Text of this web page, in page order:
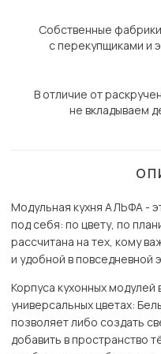
Собственные
с перекупщиками и
В отличие от
не вкладываем
Модульная кухня АЛЬФА -
под себя: по цвету, по
рассчитана на тех, кому
и удобной в повседневной
Корпуса кухонных модулей
универсальных цветах:
позволяет либо создать
добавить в пространство